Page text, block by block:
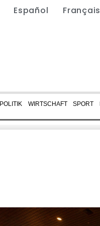
Español Français
POLITIK WIRTSCHAFT SPORT